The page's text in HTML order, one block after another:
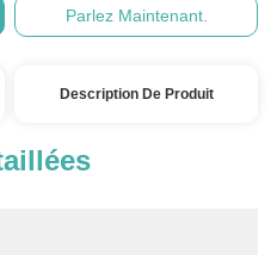
Parlez Maintenant.
Description De Produit